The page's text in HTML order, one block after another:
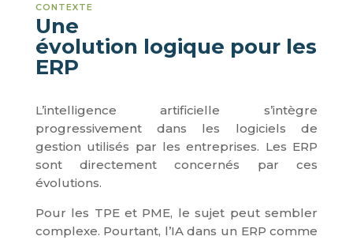
CONTEXTE
Une
évolution logique pour les
ERP
L’intelligence artificielle s’intègre
progressivement dans les logiciels de
gestion utilisés par les entreprises. Les ERP
sont directement concernés par ces
évolutions.
Pour les TPE et PME, le sujet peut sembler
complexe. Pourtant, l’IA dans un ERP comme